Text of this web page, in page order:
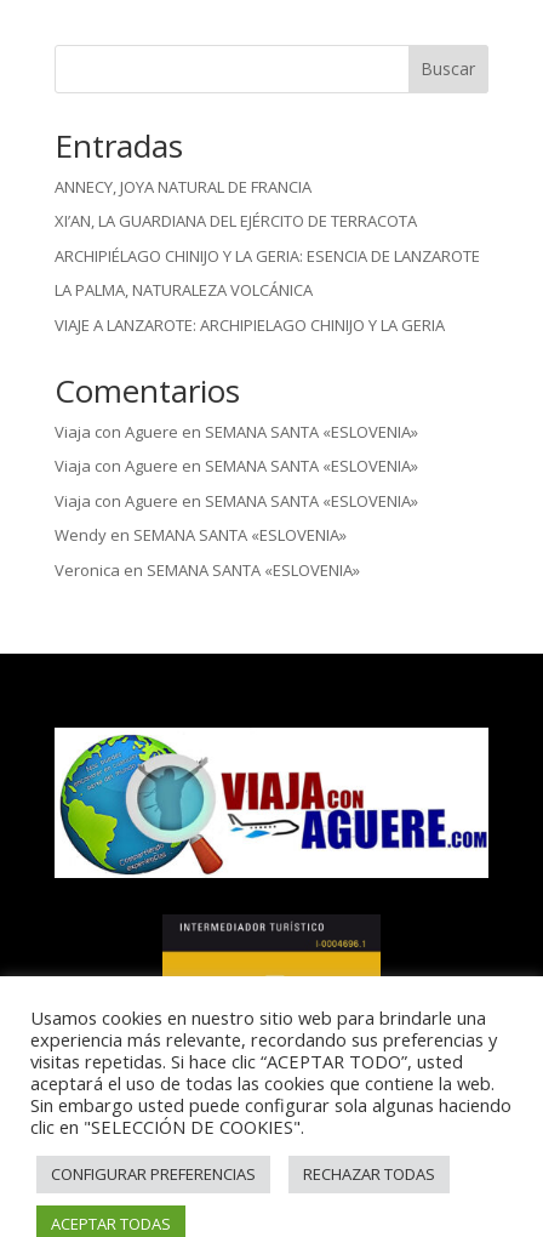
Buscar
Entradas
ANNECY, JOYA NATURAL DE FRANCIA
XI’AN, LA GUARDIANA DEL EJÉRCITO DE TERRACOTA
ARCHIPIÉLAGO CHINIJO Y LA GERIA: ESENCIA DE LANZAROTE
LA PALMA, NATURALEZA VOLCÁNICA
VIAJE A LANZAROTE: ARCHIPIELAGO CHINIJO Y LA GERIA
Comentarios
Viaja con Aguere en SEMANA SANTA «ESLOVENIA»
Viaja con Aguere en SEMANA SANTA «ESLOVENIA»
Viaja con Aguere en SEMANA SANTA «ESLOVENIA»
Wendyen SEMANA SANTA «ESLOVENIA»
Veronica en SEMANA SANTA «ESLOVENIA»
I-0004696.1
Usamos cookies en nuestro sitio web para brindarle una
experiencia más relevante, recordando sus preferencias y
visitas repetidas. Si hace clic “ACEPTAR TODO”, usted
aceptará el uso de todas las cookies que contiene la web.
Sin embargo usted puede configurar sola algunas haciendo
clic en "SELECCIÓN DE COOKIES".
CONFIGURAR PREFERENCIAS RECHAZAR TODAS
ACEPTAR TODAS